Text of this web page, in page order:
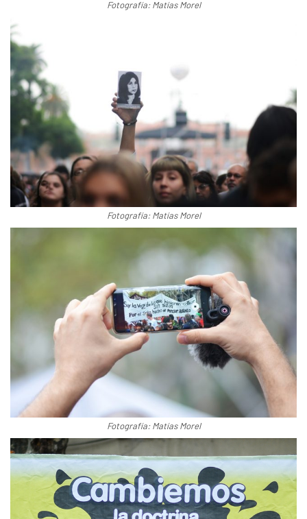
Fotografía: Matías Morel
Fotografía: Matías Morel
Fotografía: Matías Morel